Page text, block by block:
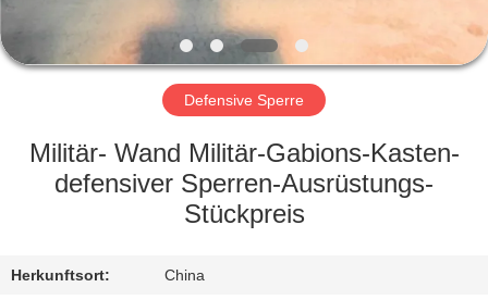
WERKSBESICHTIGUNG
QUALITÄTSKONTROLLE
UNS
Defensive Sperre
Militär- Wand Militär-Gabions-Kasten-
defensiver Sperren-Ausrüstungs-
Stückpreis
Herkunftsort: China